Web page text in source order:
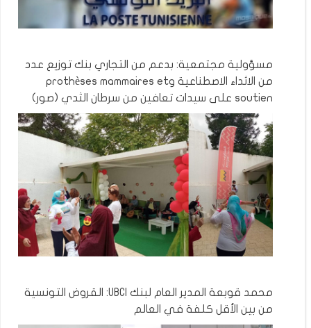
مسؤولية مجتمعية: بدعم من التجاري بنك توزيع عدد
من الاثداء الاصطناعية وprothèses mammaires et
soutien على سيدات تعافين من سرطان الثدي (صور)
محمد قوبعة المدير العام لبنك UBCI: القروض التونسية
من بين الأقل كلفة في العالم